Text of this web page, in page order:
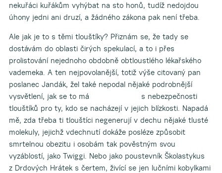
nekuřáci kuřákům vyhýbat na sto honů, tudíž nedojdou
úhony jedni ani druzí, a žádného zákona pak není třeba.
Ale jak je to s těmi tlouštíky? Přiznám se, že tady se
dostávám do oblasti čirých spekulací, a to i přes
prolistování nejednoho obdobně obtloustlého lékařského
vademeka. A ten nejpovolanější, totiž výše citovaný pan
poslanec Jandák, žel také nepodal nějaké podrobnější
vysvětlení, jak se to má s nebezpečnosti
tlouštíků pro ty, kdo se nacházejí v jejich blízkosti. Napadá
mě, zda třeba ti tlouštíci negenerují v dechu nějaké tlusté
molekuly, jejichž vdechnutí dokáže posléze způsobit
smrtelnou obezitu i osobám tak pověstným svou
vyzáblostí, jako Twiggi. Nebo jako poustevník Školastykus
z Drdových Hrátek s čertem, živící se jen lučními kobylkami